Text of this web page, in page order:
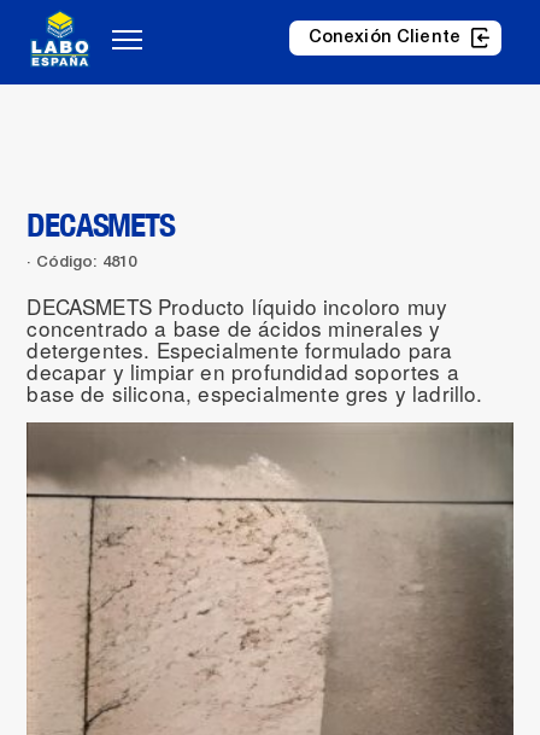
Conexión Cliente
DECASMETS
Código: 4810
DECASMETS Producto líquido incoloro muy
concentrado a base de ácidos minerales y
detergentes. Especialmente formulado para
decapar y limpiar en profundidad soportes a
base de silicona, especialmente gres y ladrillo.